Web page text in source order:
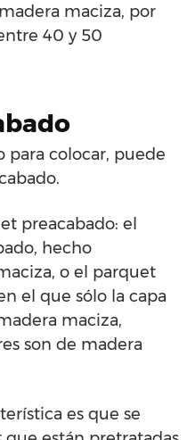
maciza, por
40 y 50
para colocar, puede
preacabado: el
hecho
o el parquet
el que sólo la capa
maciza,
son de madera
es que se